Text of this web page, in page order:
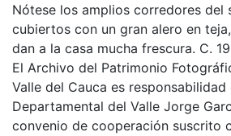
Nótese los amplios corredores del
cubiertos con un gran alero en
dan a la casa mucha frescura. C.
El Archivo del Patrimonio
Valle del Cauca es
Departamental del Valle Jorge
convenio de cooperación suscrito